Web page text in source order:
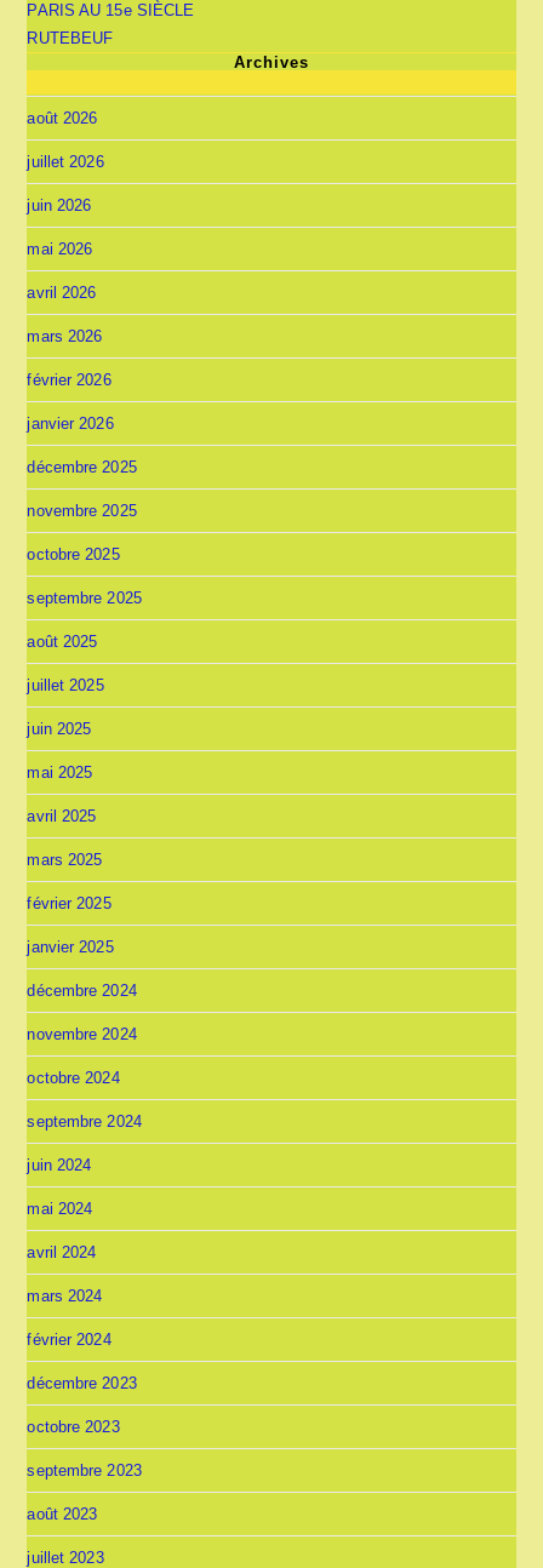
PARIS AU 15e SIÈCLE
RUTEBEUF
Archives
août 2026
juillet 2026
juin 2026
mai 2026
avril 2026
mars 2026
février 2026
janvier 2026
décembre 2025
novembre 2025
octobre 2025
septembre 2025
août 2025
juillet 2025
juin 2025
mai 2025
avril 2025
mars 2025
février 2025
janvier 2025
décembre 2024
novembre 2024
octobre 2024
septembre 2024
juin 2024
mai 2024
avril 2024
mars 2024
février 2024
décembre 2023
octobre 2023
septembre 2023
août 2023
juillet 2023